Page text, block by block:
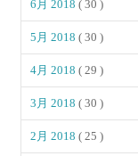
6月 2018( 30 )
5月 2018( 30 )
4月 2018( 29 )
3月 2018( 30 )
2月 2018( 25 )